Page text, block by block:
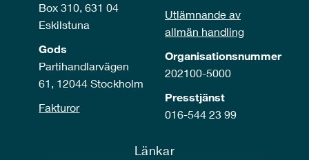
Box 310, 631 04
Eskilstuna
Gods
Partihandlarvägen
61, 12044 Stockholm
Fakturor
Utlämnande av
allmän handling
Organisationsnummer
202100-5000
Presstjänst
016-544 23 99
Länkar